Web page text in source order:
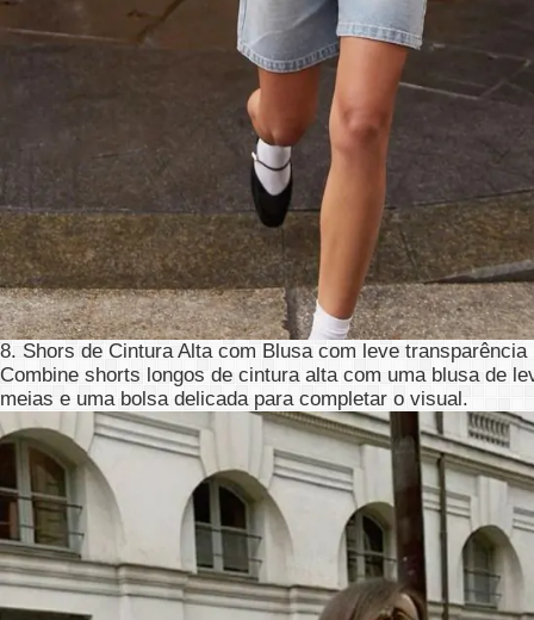
8. Shors de Cintura Alta com Blusa com leve transparência
Combine shorts longos de cintura alta com uma blusa de
meias e uma bolsa delicada para completar o visual.